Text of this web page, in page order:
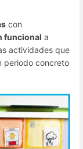
con
funcional a
actividades que
periodo concreto